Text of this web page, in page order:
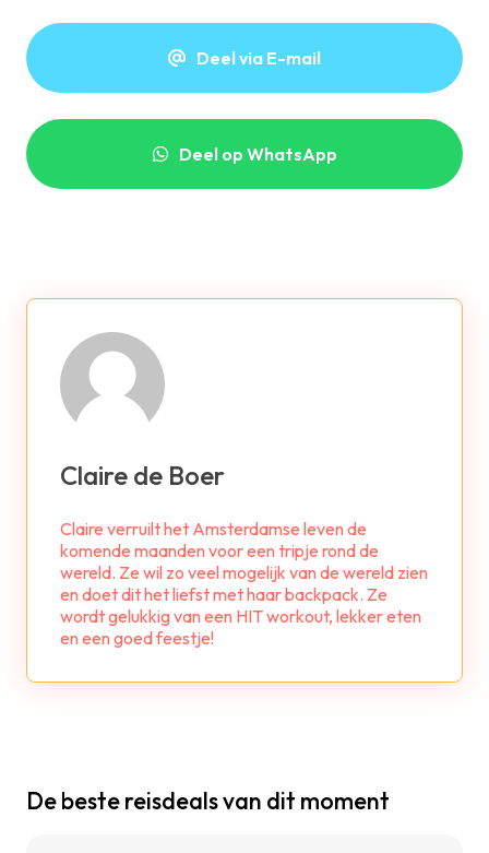
Deel via E-mail
Deel op WhatsApp
Claire de Boer
Claire verruilt het Amsterdamse leven de
komende maanden voor een tripje rond de
wereld. Ze wil zo veel mogelijk van de wereld zien
en doet dit het liefst met haar backpack. Ze
wordt gelukkig van een HIT workout, lekker eten
en een goed feestje!
De beste reisdeals van dit moment